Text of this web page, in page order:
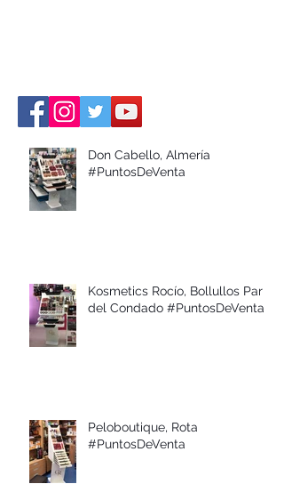
Don Cabello, Almería
#PuntosDeVenta
Kosmetics Rocío, Bollullos Par
del Condado #PuntosDeVenta
Peloboutique, Rota
#PuntosDeVenta